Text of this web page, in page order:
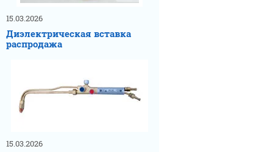
15.03.2026
Диэлектрическая вставка
распродажа
15.03.2026